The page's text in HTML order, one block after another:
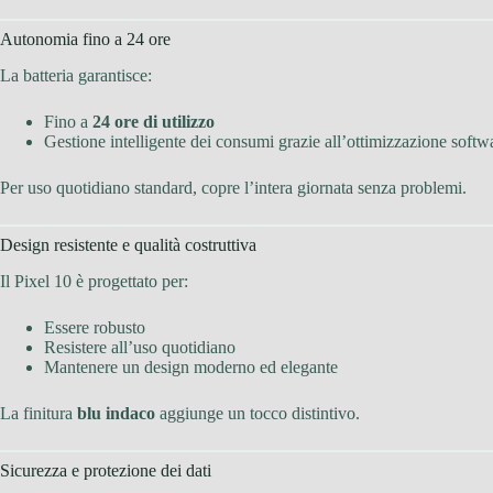
Autonomia fino a 24 ore
La batteria garantisce:
Fino a 24 ore di utilizzo
Gestione intelligente dei consumi grazie all’ottimizzazione
Per uso quotidiano standard, copre l’intera giornata senza problemi.
Design resistente e qualità costruttiva
Il Pixel 10 è progettato per:
Essere robusto
Resistere all’uso quotidiano
Mantenere un design moderno ed elegante
La finitura blu indaco aggiunge un tocco distintivo.
Sicurezza e protezione dei dati